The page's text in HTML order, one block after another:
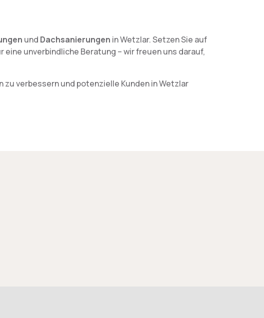
und Dachsanierungen in Wetzlar. Setzen Sie auf
eine unverbindliche Beratung – wir freuen uns darauf,
verbessern und potenzielle Kunden in Wetzlar